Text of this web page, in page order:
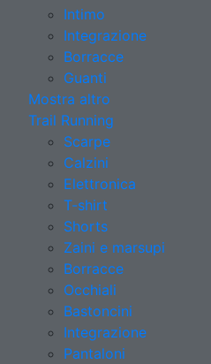
Intimo
Integrazione
Borracce
Guanti
Mostra altro
Trail Running
Scarpe
Calzini
Elettronica
T-shirt
Shorts
Zaini e marsupi
Borracce
Occhiali
Bastoncini
Integrazione
Pantaloni